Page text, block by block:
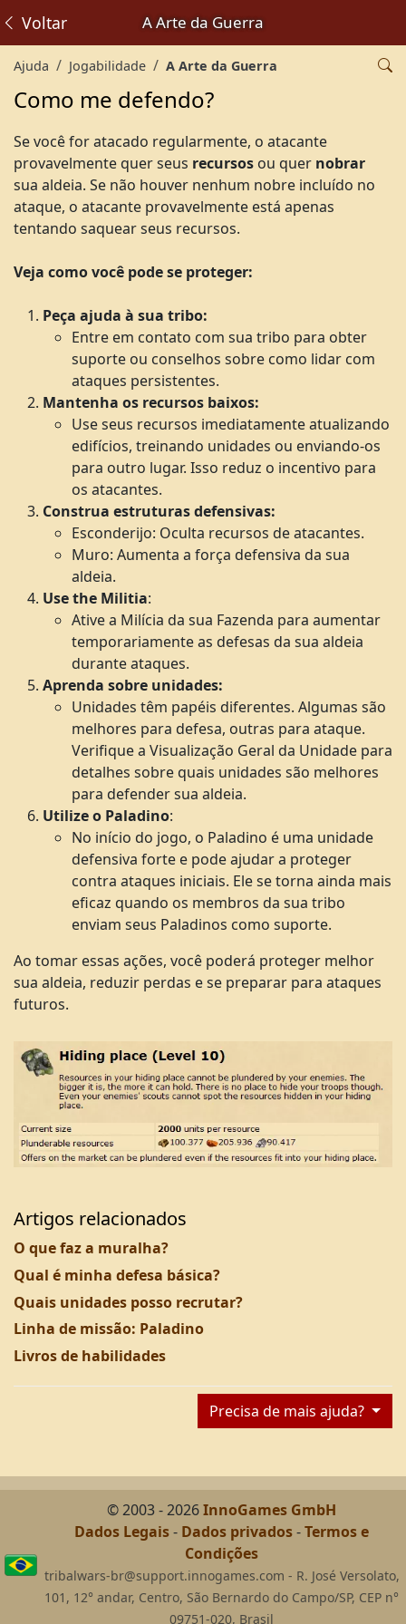
A Arte da Guerra
Voltar
Ajuda Jogabilidade A Arte da Guerra
Como me defendo?
Se você for atacado regularmente, o atacante
provavelmente quer seus recursos ou quer nobrar
sua aldeia. Se não houver nenhum nobre incluído no
ataque, o atacante provavelmente está apenas
tentando saquear seus recursos.
Veja como você pode se proteger:
Peça ajuda à sua tribo:
Entre em contato com sua tribo para obter
suporte ou conselhos sobre como lidar com
ataques persistentes.
Mantenha os recursos baixos:
Use seus recursos imediatamente atualizando
edifícios, treinando unidades ou enviando-os
para outro lugar. Isso reduz o incentivo para
os atacantes.
Construa estruturas defensivas:
Esconderijo: Oculta recursos de atacantes.
Muro: Aumenta a força defensiva da sua
aldeia.
Use the Militia:
Ative a Milícia da sua Fazenda para aumentar
temporariamente as defesas da sua aldeia
durante ataques.
Aprenda sobre unidades:
Unidades têm papéis diferentes. Algumas são
melhores para defesa, outras para ataque.
Verifique a Visualização Geral da Unidade para
detalhes sobre quais unidades são melhores
para defender sua aldeia.
Utilize o Paladino:
No início do jogo, o Paladino é uma unidade
defensiva forte e pode ajudar a proteger
contra ataques iniciais. Ele se torna ainda mais
eficaz quando os membros da sua tribo
enviam seus Paladinos como suporte.
Ao tomar essas ações, você poderá proteger melhor
sua aldeia, reduzir perdas e se preparar para ataques
futuros.
Artigos relacionados
O que faz a muralha?
Qual é minha defesa básica?
Quais unidades posso recrutar?
Linha de missão: Paladino
Livros de habilidades
Precisa de mais ajuda?
© 2003 - 2026InnoGames GmbH
Dados Legais- Dados privados-Termos e
Condições
tribalwars-br@support.innogames.com - R. José Versolato,
101, 12° andar, Centro, São Bernardo do Campo/SP, CEP n°
09751-020, Brasil